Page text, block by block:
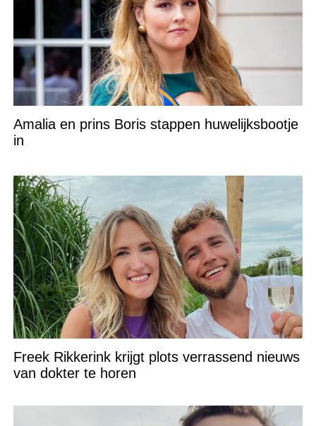
Amalia en prins Boris stappen huwelijksbootje
in
Freek Rikkerink krijgt plots verrassend nieuws
van dokter te horen